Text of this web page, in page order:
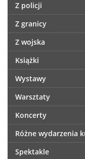
Z policji
Z granicy
Z wojska
Książki
Wystawy
Warsztaty
Koncerty
Różne wydarzenia
Spektakle